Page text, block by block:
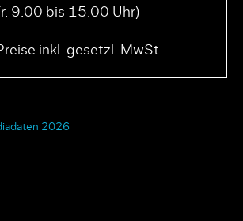
9.00 bis 15.00 Uhr)
inkl. gesetzl. MwSt..
2026